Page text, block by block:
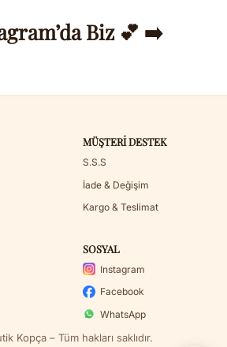
Biz 💕 ➡️
MÜŞTERI DESTEK
S.S.S
İade & Değişim
Kargo & Teslimat
SOSYAL
Instagram
Facebook
WhatsApp
Kopça – Tüm hakları saklıdır.